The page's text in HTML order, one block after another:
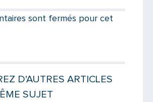
sont fermés pour cet
D'AUTRES ARTICLES
SUJET